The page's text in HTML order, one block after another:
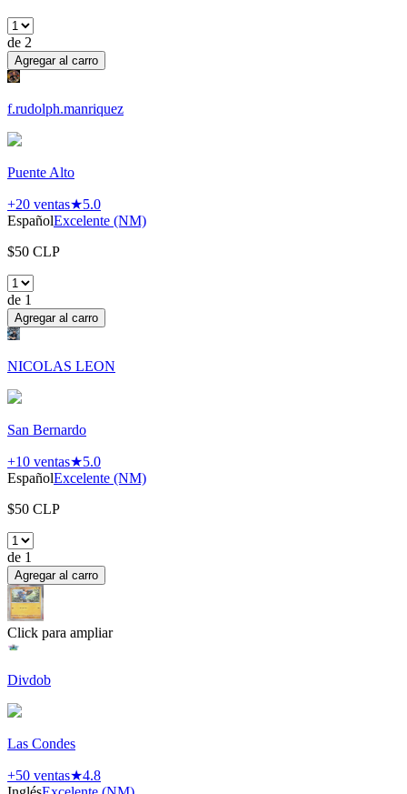
de 2
Agregar al carro
f.rudolph.manriquez
Puente Alto
+20 ventas★5.0
EspañolExcelente (NM)
$50 CLP
de 1
Agregar al carro
NICOLAS LEON
San Bernardo
+10 ventas★5.0
EspañolExcelente (NM)
$50 CLP
de 1
Agregar al carro
Click para ampliar
Divdob
Las Condes
+50 ventas★4.8